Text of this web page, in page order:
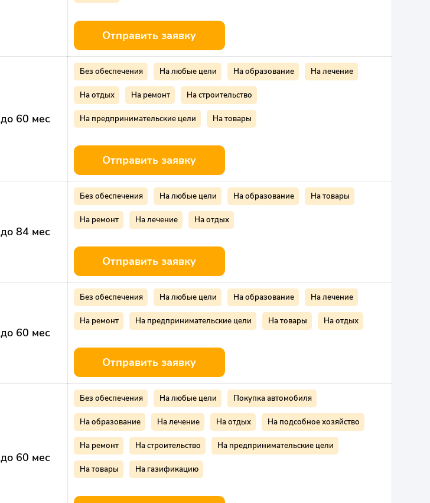
Отправить заявку
до 60 мес
Без обеспечения На любые цели На образование На лечение
На отдых На ремонт На строительство
На предпринимательские цели На товары
Отправить заявку
до 84 мес
Без обеспечения На любые цели На образование На товары
На ремонт На лечение На отдых
Отправить заявку
до 60 мес
Без обеспечения На любые цели На образование На лечение
На ремонт На предпринимательские цели На товары На отдых
Отправить заявку
до 60 мес
Без обеспечения На любые цели Покупка автомобиля
На образование На лечение На отдых На подсобное хозяйство
На ремонт На строительство На предпринимательские цели
На товары На газификацию